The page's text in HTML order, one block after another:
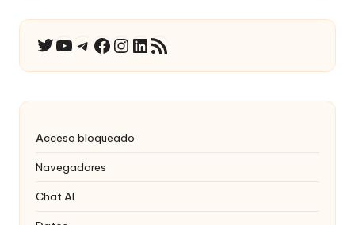
Twitter
YouTube
Telegrama
Facebook
Instagram
LinkedIn
Canal RSS
Acceso bloqueado
Navegadores
Chat AI